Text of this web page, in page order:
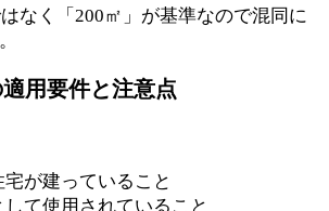
なく「200㎡」が基準なので混同に
用要件と注意点
が建っていること
て使用されていること